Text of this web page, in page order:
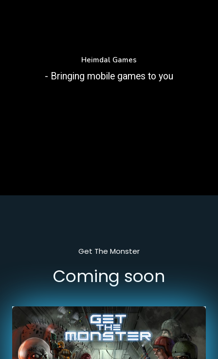
Heimdal Games
- Bringing mobile games to you
Get The Monster
Coming soon